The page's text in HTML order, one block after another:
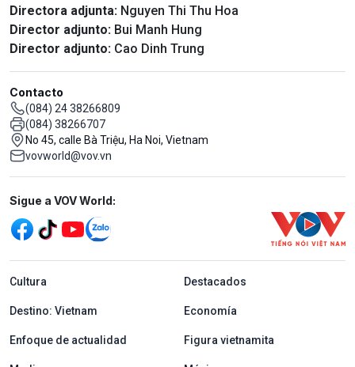
Directora adjunta: Nguyen Thi Thu Hoa
Director adjunto: Bui Manh Hung
Director adjunto: Cao Dinh Trung
Contacto
(084) 24 38266809
(084) 38266707
No 45, calle Bà Triệu, Ha Noi, Vietnam
vovworld@vov.vn
Mạng xã hội
Sigue a VOV World:
menu footer tiếng Tây ban nha
Cultura Destacados
Destino: Vietnam Economía
Enfoque de actualidad Figura vietnamita